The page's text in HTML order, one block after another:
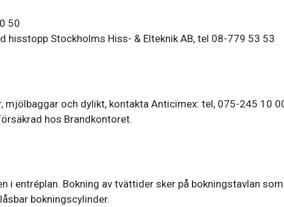
50
hisstopp Stockholms Hiss- & Elteknik AB, tel 08-779 53 53
mjölbaggar och dylikt, kontakta Anticimex: tel, 075-245 10
hos Brandkontoret.
i entréplan. Bokning av tvättider sker på bokningstavlan
bokningscylinder.